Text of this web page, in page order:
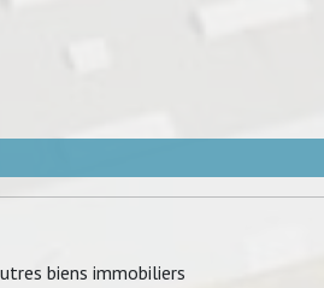
biens immobiliers